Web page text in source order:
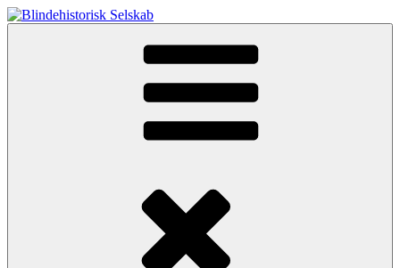
Videre
til
Velkommen til Blindehistorisk Selskab.